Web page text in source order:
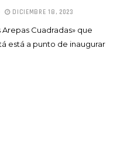
DICIEMBRE 18, 2023
Cuadradas» que
está a punto de inaugurar
Totó la Momposina: el
adiós a la gran
cantadora que llevó las
raíces colombianas al